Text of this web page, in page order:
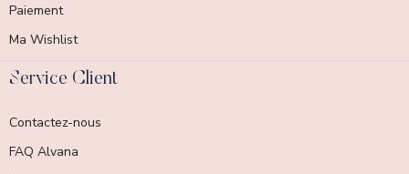
Paiement
Ma Wishlist
Service Client
Contactez-nous
FAQ Alvana